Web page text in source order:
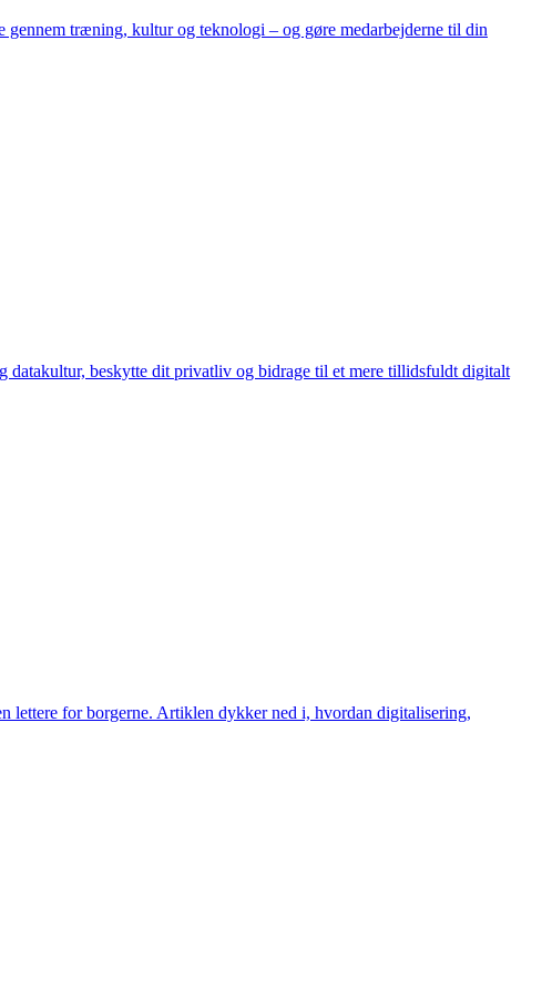
gennem træning, kultur og teknologi – og gøre medarbejderne til din
datakultur, beskytte dit privatliv og bidrage til et mere tillidsfuldt digitalt
lettere for borgerne. Artiklen dykker ned i, hvordan digitalisering,